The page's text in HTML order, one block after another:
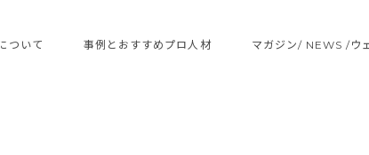
いて 事例とおすすめプロ人材 マガジン/ NEWS /ウ